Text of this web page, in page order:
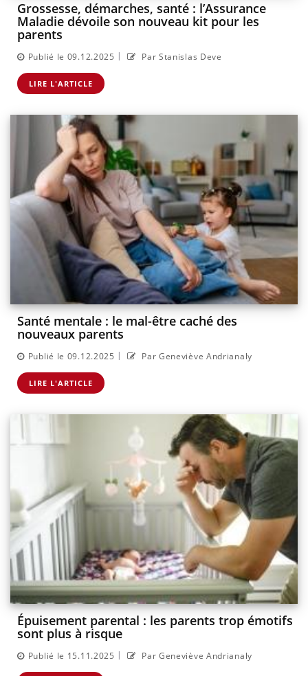
Grossesse, démarches, santé : l’Assurance
Maladie dévoile son nouveau kit pour les
parents
Publié le 09.12.2025 | Par Stanislas Deve
LIRE L'ARTICLE
Santé mentale : le mal-être caché des
nouveaux parents
Publié le 09.12.2025 | Par Geneviève Andrianaly
LIRE L'ARTICLE
Épuisement parental : les parents trop émotifs
sont plus à risque
Publié le 15.11.2025 | Par Geneviève Andrianaly